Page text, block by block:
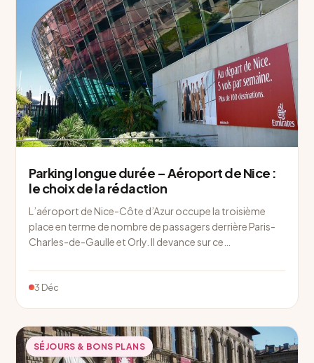
Parking longue durée – Aéroport de Nice :
le choix de la rédaction
L’aéroport de Nice-Côte d’Azur occupe la troisième
place en terme de nombre de passagers derrière Paris-
Charles-de-Gaulle et Orly. Il devance sur ce…
3 Déc
SÉJOURS & BONS PLANS